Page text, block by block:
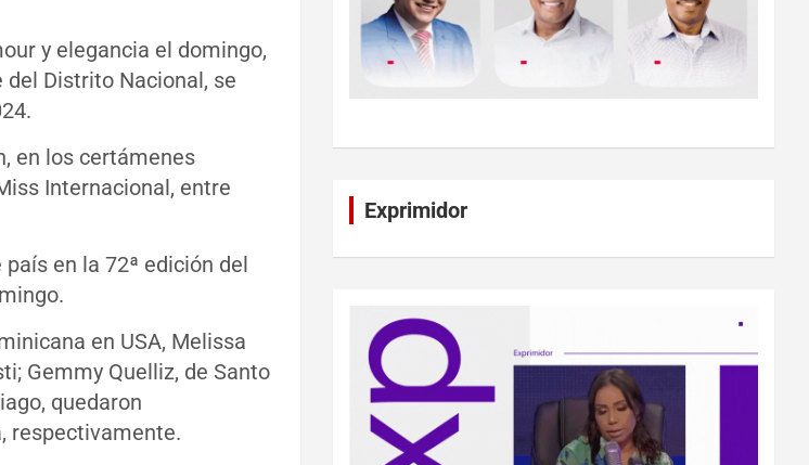
y elegancia el domingo,
del Distrito Nacional, se
en los certámenes
Internacional, entre
en la 72ª edición del
en USA, Melissa
Gemmy Quelliz, de Santo
quedaron
respectivamente.
Exprimidor